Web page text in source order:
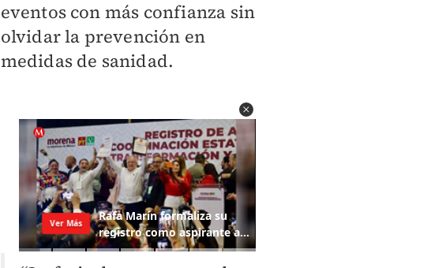
eventos con más confianza sin
olvidar la prevención en
medidas de sanidad.